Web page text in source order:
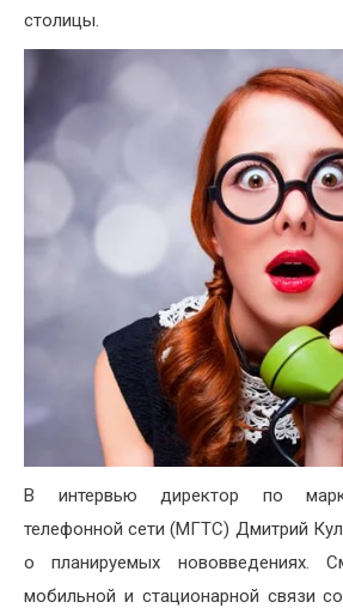
столицы.
В интервью директор по
телефонной сети (МГТС) Дмитрий
о планируемых нововведениях.
мобильной и стационарной связи